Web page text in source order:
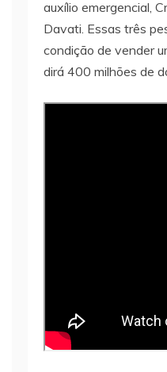
auxílio emergencial,
Davati. Essas três
condição de vender
dirá 400 milhões de